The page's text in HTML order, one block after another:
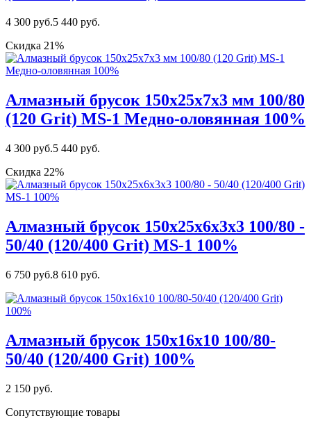
4 300 руб.5 440 руб.
Скидка 21%
Алмазный брусок 150х25х7х3 мм 100/80
(120 Grit) MS-1 Медно-оловянная 100%
4 300 руб.5 440 руб.
Скидка 22%
Алмазный брусок 150х25х6х3х3 100/80 -
50/40 (120/400 Grit) MS-1 100%
6 750 руб.8 610 руб.
Алмазный брусок 150х16х10 100/80-
50/40 (120/400 Grit) 100%
2 150 руб.
Сопутствующие товары